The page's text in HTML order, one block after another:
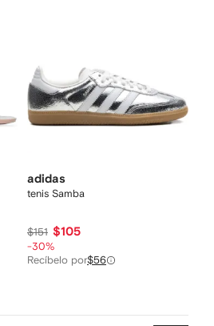
adidas
tenis Samba
$151 $105
-30%
Recíbelo por$56